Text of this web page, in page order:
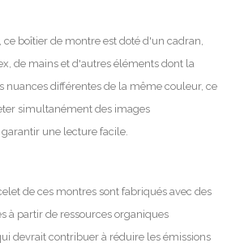
boîtier de montre est doté d'un cadran,
de mains et d'autres éléments dont la
nuances différentes de la même couleur, ce
simultanément des images
une lecture facile.
de ces montres sont fabriqués avec des
à partir de ressources organiques
devrait contribuer à réduire les émissions